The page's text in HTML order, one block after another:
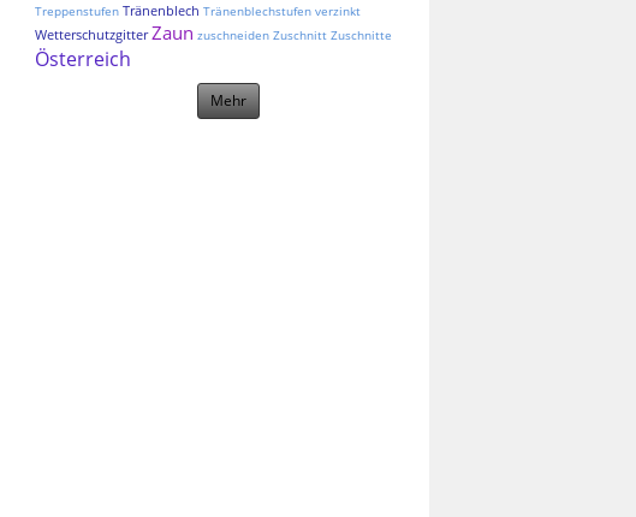
Treppenstufen Tränenblech Tränenblechstufen verzinkt
Wetterschutzgitter Zaun zuschneiden Zuschnitt Zuschnitte
Österreich
Mehr